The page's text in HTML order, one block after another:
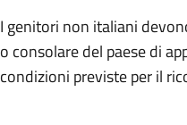
I genitori non italiani
o consolare del paese di
condizioni previste per il